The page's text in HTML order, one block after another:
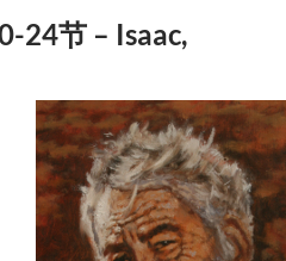
24节 – Isaac,